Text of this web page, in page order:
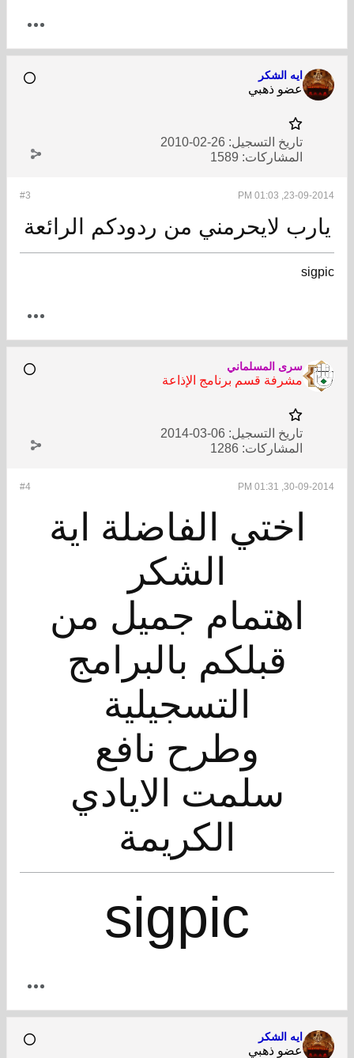
ايه الشكر
عضو ذهبي
تاريخ التسجيل: 26-02-2010
المشاركات: 1589
#3 23-09-2014, 01:03 PM
​يارب لايحرمني من ردودكم الرائعة
sigpic
سرى المسلماني
مشرفة قسم برنامج الإذاعة
تاريخ التسجيل: 06-03-2014
المشاركات: 1286
#4 30-09-2014, 01:31 PM
اختي الفاضلة اية
الشكر
اهتمام جميل من
قبلكم بالبرامج
التسجيلية
وطرح نافع
سلمت الايادي
الكريمة
sigpic
ايه الشكر
عضو ذهبي